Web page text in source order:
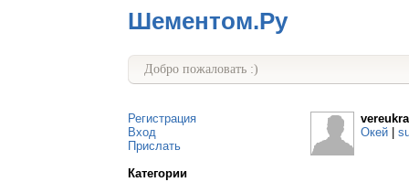
Шементом.Ру
Добро пожаловать :)
Регистрация
Вход
Прислать
Категории
Окей